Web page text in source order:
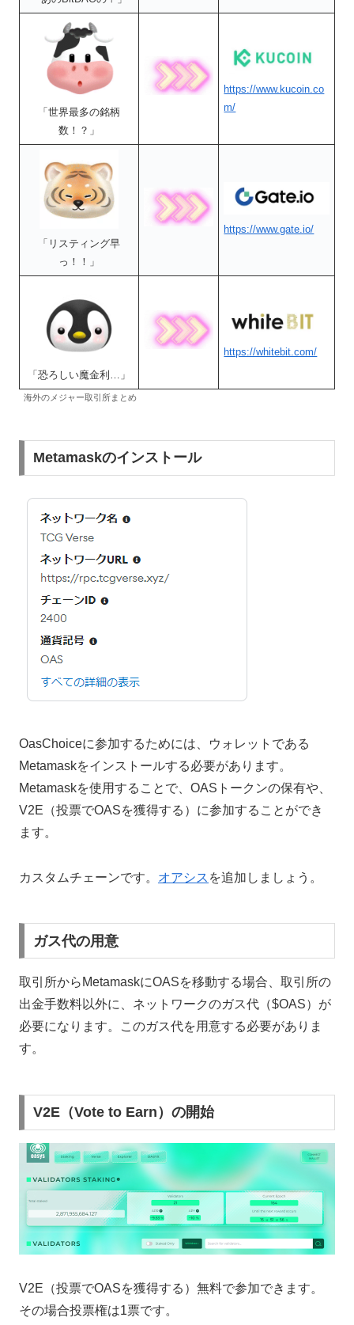
「世界最多の銘柄
数！？」
https://www.kucoin.co
m/
「リスティング早
っ！！」
https://www.gate.io/
「恐ろしい魔金利…」
https://whitebit.com/
海外のメジャー取引所まとめ
Metamaskのインストール
OasChoiceに参加するためには、ウォレットである
Metamaskをインストールする必要があります。
Metamaskを使用することで、OASトークンの保有や、
V2E（投票でOASを獲得する）に参加することができ
ます。
カスタムチェーンです。 オアシス を追加しましょう。
ガス代の用意
取引所からMetamaskにOASを移動する場合、取引所の
出金手数料以外に、ネットワークのガス代（$OAS）が
必要になります。このガス代を用意する必要がありま
す。
V2E（Vote to Earn）の開始
V2E（投票でOASを獲得する）無料で参加できます。
その場合投票権は1票です。